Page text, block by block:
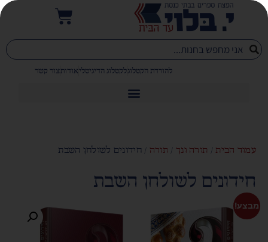
להורדת הקטלוגלקטלוג הדיגיטליאודותצור קשר
עמוד הבית/ תורה ונך / תורה / חידונים לשולחן השבת
חידונים לשולחן השבת
מבצע!